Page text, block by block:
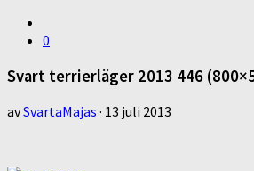
0
Svart terrierläger 2013 446
avSvartaMajas · 13 juli 2013